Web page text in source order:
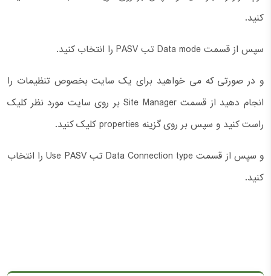
کنید.
سپس از قسمت Data mode تب PASV را انتخاب کنید.
و در صورتی که می خواهید برای یک سایت بخصوص تنظیمات را
انجام دهید از قسمت Site Manager بر روی سایت مورد نظر کلیک
راست کنید و سپس بر روی گزینه properties کلیک کنید.
و سپس از قسمت Data Connection type تب Use PASV را انتخاب
کنید.